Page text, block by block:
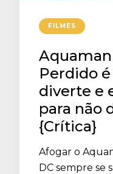
FILMES
Aquaman
Perdido
diverte e
para não
{Crítica}
Afogar o
DC sempre se